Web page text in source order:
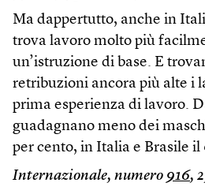
Ma dappertutto, anche in
trova lavoro molto più
un’istruzione di base. E
retribuzioni ancora più alte i
prima esperienza di lavoro.
guadagnano meno dei
per cento, in Italia e Brasile il
Internazionale, numero 916,